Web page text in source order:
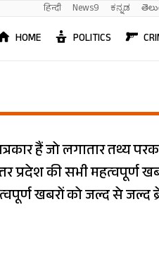
हिन्दी News9 ಕನ್ನಡ
HOME POLITICS
हैं जो लगातार तथ्य
प्रदेश की सभी महत्वपूर्ण
खबरों को जल्द से जल्द
करता है.